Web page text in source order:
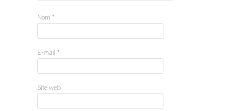
Nom *
E-mail *
Site web